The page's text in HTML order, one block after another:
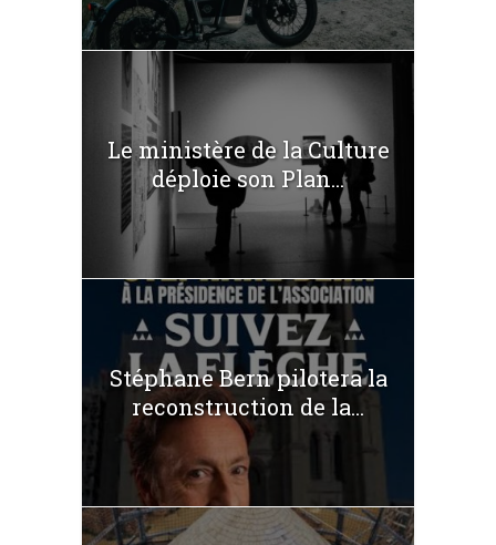
Le ministère de la Culture
déploie son Plan...
Stéphane Bern pilotera la
reconstruction de la...